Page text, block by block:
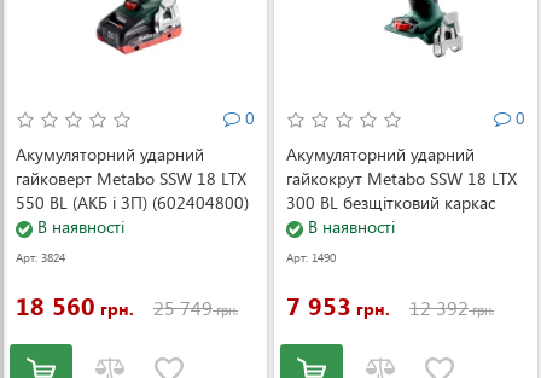
0
Акумуляторний ударний
гайковерт Metabo SSW 18 LTX
550 BL (АКБ і ЗП) (602404800)
В наявності
Арт: 3824
18 560 грн. 25 749грн.
0
Акумуляторний ударний
гайкокрут Metabo SSW 18 LTX
300 BL безщітковий каркас
(602395890)
В наявності
Арт: 1490
7 953 грн. 12 392грн.